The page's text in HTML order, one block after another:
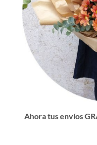
Ahora tus envíos